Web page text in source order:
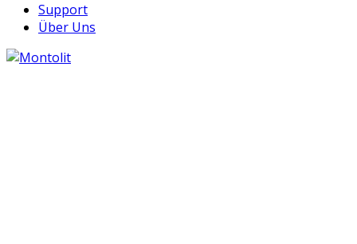
Support
Über Uns